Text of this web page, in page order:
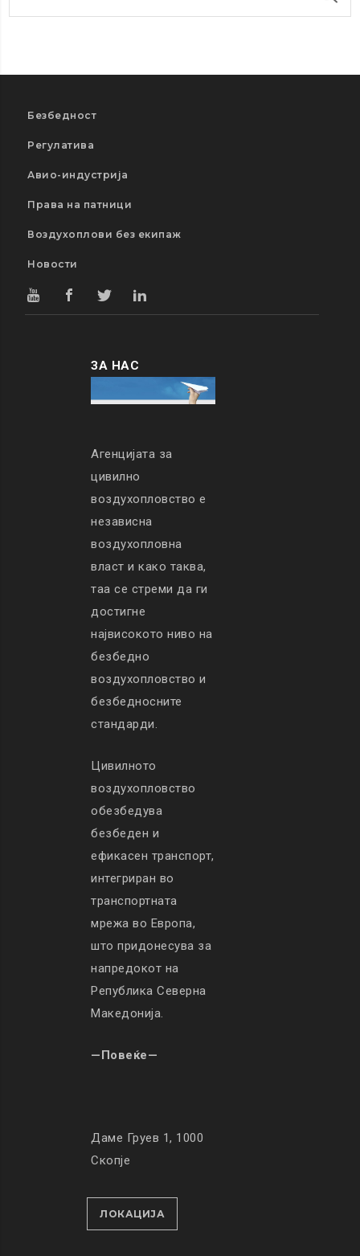
Безбедност
Регулатива
Авио-индустрија
Права на патници
Воздухоплови без екипаж
Новости
ЗА НАС
Агенцијата за
цивилно
воздухопловство е
независна
воздухопловна
власт и како таква,
таа се стреми да ги
достигне
највисокото ниво на
безбедно
воздухопловство и
безбедносните
стандарди.
Цивилното
воздухопловство
обезбедува
безбеден и
ефикасен транспорт,
интегриран во
транспортната
мрежа во Европа,
што придонесува за
напредокот на
Република Северна
Македонија.
—Повеќе—
Даме Груев 1, 1000
Скопје
ЛОКАЦИЈА